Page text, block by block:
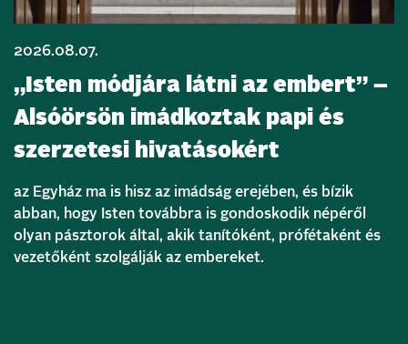
2026.08.07.
„Isten módjára látni az embert” –
Alsóörsön imádkoztak papi és
szerzetesi hivatásokért
az Egyház ma is hisz az imádság erejében, és bízik
abban, hogy Isten továbbra is gondoskodik népéről
olyan pásztorok által, akik tanítóként, prófétaként és
vezetőként szolgálják az embereket.